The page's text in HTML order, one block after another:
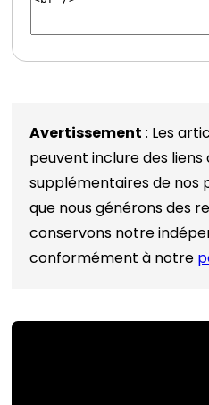
Avertissement : Les
peuvent inclure des liens
supplémentaires de nos
que nous générons des
conservons notre
conformément à notre